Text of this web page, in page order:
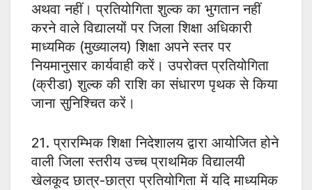
अथवा नहीं। प्रतियोगिता शुल्क का भुगतान नहीं
करने वाले विद्यालयों पर जिला शिक्षा अधिकारी
माध्यमिक (मुख्यालय) शिक्षा अपने स्तर पर
नियमानुसार कार्यवाही करें। उपरोक्त प्रतियोगिता
(क्रीडा) शुल्क की राशि का संधारण पृथक से किया
जाना सुनिश्चित करें।
21. प्रारम्भिक शिक्षा निदेशालय द्वारा आयोजित होने
वाली जिला स्तरीय उच्च प्राथमिक विद्यालयी
खेलकूद छात्र-छात्रा प्रतियोगिता में यदि माध्यमिक